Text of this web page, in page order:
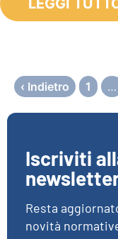
LEGGI
‹ Indietro 1 …
Iscriviti
Resta
novità